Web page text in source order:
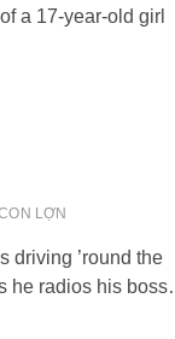
a 17-year-old girl
LỢN
driving ’round the
he radios his